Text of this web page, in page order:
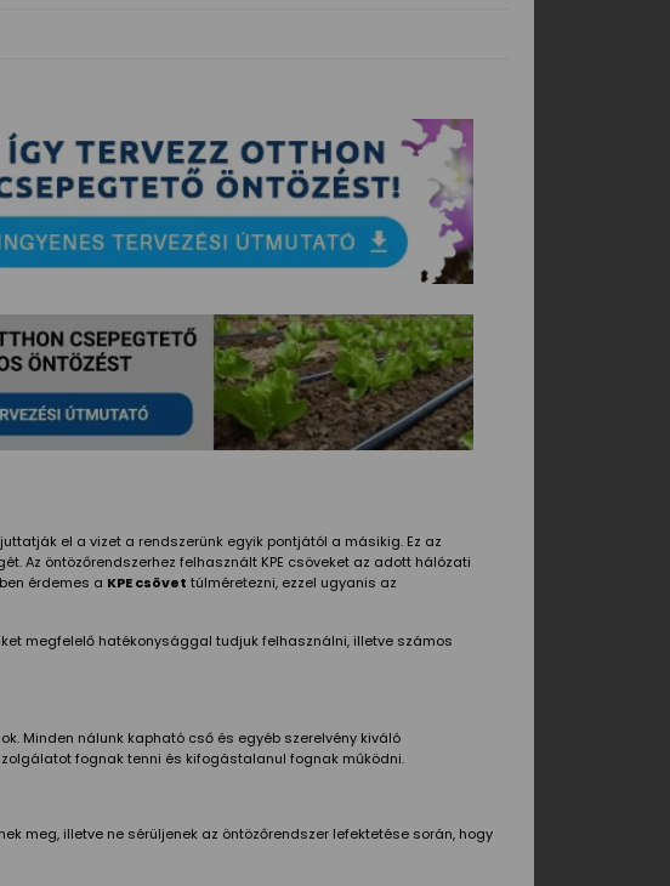
el a vizet a rendszerünk egyik pontjától a másikig. Ez az
Az öntözőrendszerhez felhasznált KPE csöveket az adott hálózati
érdemes a KPE csövet túlméretezni, ezzel ugyanis az
megfelelő hatékonysággal tudjuk felhasználni, illetve számos
Minden nálunk kapható cső és egyéb szerelvény kiváló
fognak tenni és kifogástalanul fognak működni.
meg, illetve ne sérüljenek az öntözőrendszer lefektetése során, hogy